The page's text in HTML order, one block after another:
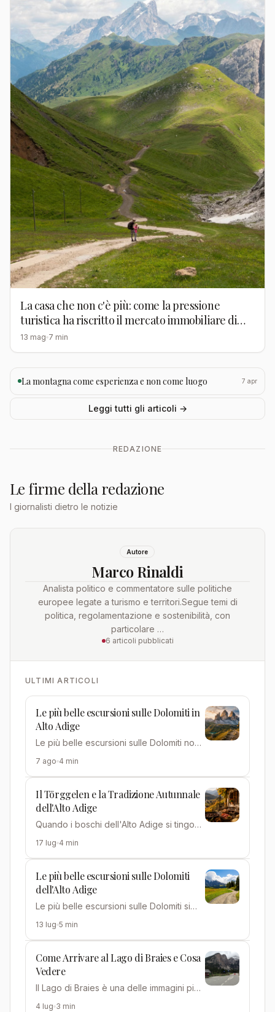
La casa che non c'è più: come la pressione
turistica ha riscritto il mercato immobiliare di
Bolzano
13 mag 7 min
La montagna come esperienza e non come luogo 7 apr
Leggi tutti gli articoli →
REDAZIONE
Le firme della redazione
I giornalisti dietro le notizie
Autore
Marco Rinaldi
Analista politico e commentatore sulle politiche
europee legate a turismo e territori.Segue temi di
politica, regolamentazione e sostenibilità, con
particolare …
6 articoli pubblicati
ULTIMI ARTICOLI
Le più belle escursioni sulle Dolomiti in
Alto Adige
Le più belle escursioni sulle Dolomiti non
molti dei sentie…
7 ago 4 min
Il Törggelen e la Tradizione Autunnale
dell'Alto Adige
Quando i boschi dell'Alto Adige si tingono
si prepar…
17 lug 4 min
Le più belle escursioni sulle Dolomiti
dell'Alto Adige
Le più belle escursioni sulle Dolomiti si
tra la Val Garden…
13 lug 5 min
Come Arrivare al Lago di Braies e Cosa
Vedere
Il Lago di Braies è una delle immagini più
4 lug 3 min